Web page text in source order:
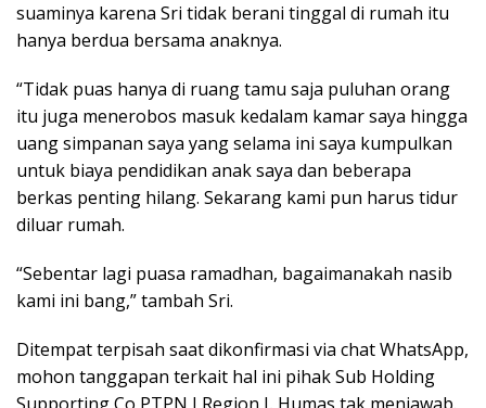
suaminya karena Sri tidak berani tinggal di rumah itu
hanya berdua bersama anaknya.
“Tidak puas hanya di ruang tamu saja puluhan orang
itu juga menerobos masuk kedalam kamar saya hingga
uang simpanan saya yang selama ini saya kumpulkan
untuk biaya pendidikan anak saya dan beberapa
berkas penting hilang. Sekarang kami pun harus tidur
diluar rumah.
“Sebentar lagi puasa ramadhan, bagaimanakah nasib
kami ini bang,” tambah Sri.
Ditempat terpisah saat dikonfirmasi via chat WhatsApp,
mohon tanggapan terkait hal ini pihak Sub Holding